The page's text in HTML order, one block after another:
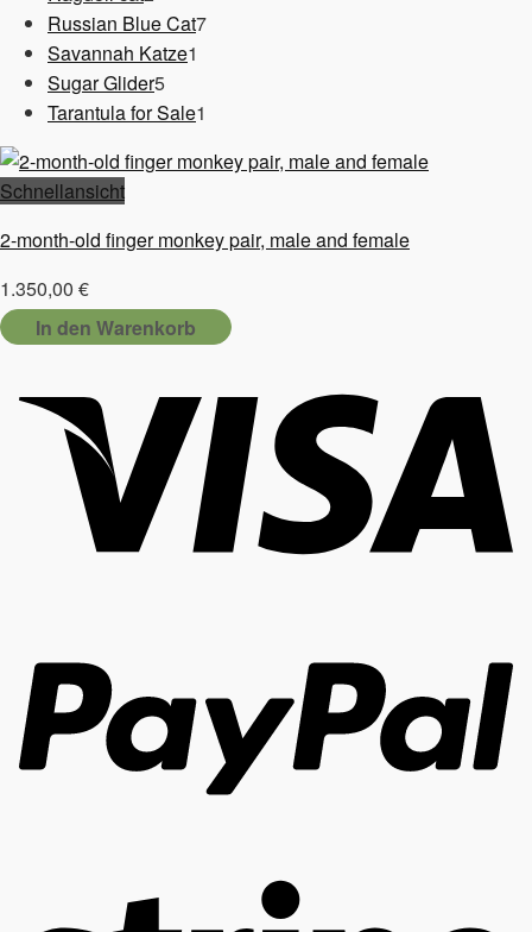
Produkte
Russian Blue Cat77
Savannah Katze1
Sugar Glider55
Produkte
Tarantula for Sale1
Schnellansicht
2-month-old finger monkey pair, male and female
1.350,00 €
In den Warenkorb